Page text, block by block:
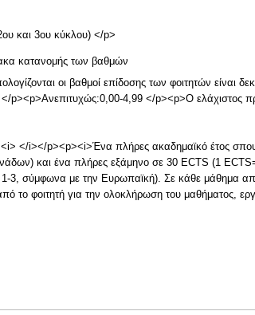
και 3ου κύκλου) </p>
κατανομής των βαθμών
οι βαθμοί επίδοσης των φοιτητών είναι
4,99 </p><p>Ο ελάχιστος
</i></p><p><i>Ένα πλήρες ακαδημαϊκό έτος
και ένα πλήρες εξάμηνο σε 30 ECTS (1
σύμφωνα με την Ευρωπαϊκή). Σε κάθε μάθημα
το φοιτητή για την ολοκλήρωση του μαθήματος,